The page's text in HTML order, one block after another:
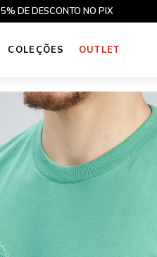
5% DE DESCONTO NO PIX
COLEÇÕES OUTLET